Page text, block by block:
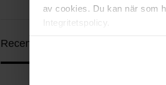
av cookies. Du kan när som
Integritetspolicy.
Recensioner (1)